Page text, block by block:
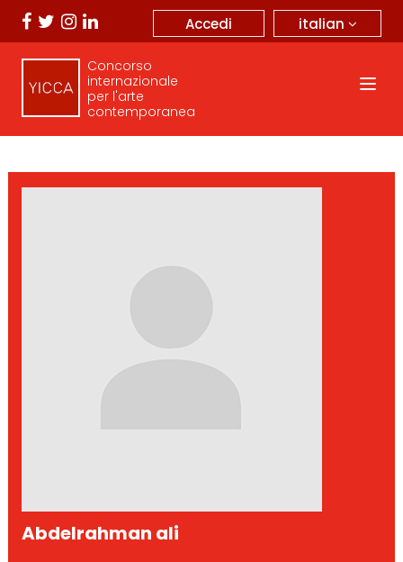
italian
Accedi
Concorso
internazionale
per l'arte
contemporanea
Abdelrahman ali